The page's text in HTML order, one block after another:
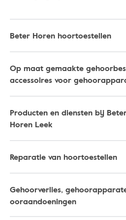
Beter Horen hoortoestellen
Op maat gemaakte
accessoires voor
Producten en diensten bij
Horen Leek
Reparatie van hoortoestellen
Gehoorverlies,
ooraandoeningen